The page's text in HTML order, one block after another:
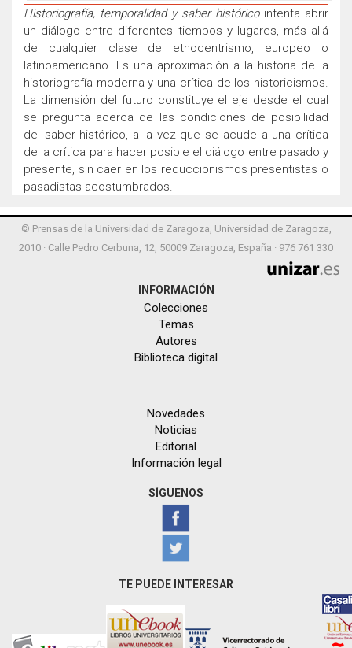
Historiografía, temporalidad y saber históricointenta abrir
un diálogo entre diferentes tiempos y lugares, más allá
de cualquier clase de etnocentrismo, europeo o
latinoamericano. Es una aproximación a la historia de la
historiografía moderna y una crítica de los historicismos.
La dimensión del futuro constituye el eje desde el cual
se pregunta acerca de las condiciones de posibilidad
del saber histórico, a la vez que se acude a una crítica
de la crítica para hacer posible el diálogo entre pasado y
presente, sin caer en los reduccionismos presentistas o
pasadistas acostumbrados.
© Prensas de la Universidad de Zaragoza, Universidad de Zaragoza,
2010 · Calle Pedro Cerbuna, 12, 50009 Zaragoza, España · 976 761 330
INFORMACIÓN
Colecciones
Temas
Autores
Biblioteca digital
Novedades
Noticias
Editorial
Información legal
SÍGUENOS
TE PUEDE INTERESAR